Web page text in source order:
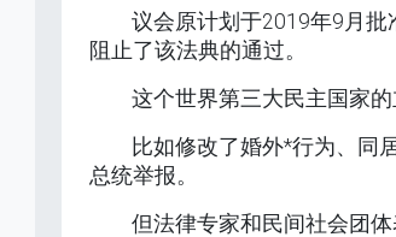
议会原计划于2019年9月
阻止了该法典的通过。
这个世界第三大民主国家
比如修改了婚外*行为、同
总统举报。
但法律专家和民间社会团